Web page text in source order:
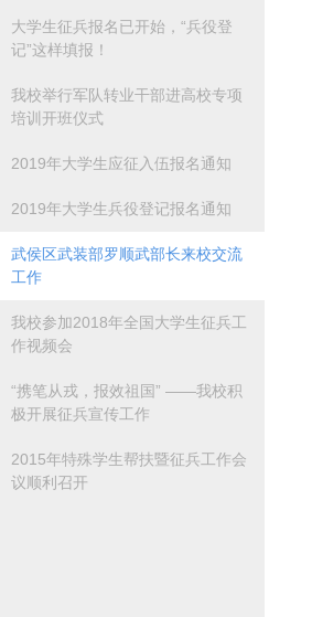
大学生征兵报名已开始，“兵役登
记”这样填报！
我校举行军队转业干部进高校专项
培训开班仪式
2019年大学生应征入伍报名通知
2019年大学生兵役登记报名通知
武侯区武装部罗顺武部长来校交流
工作
我校参加2018年全国大学生征兵工
作视频会
“携笔从戎，报效祖国” ——我校积
极开展征兵宣传工作
2015年特殊学生帮扶暨征兵工作会
议顺利召开